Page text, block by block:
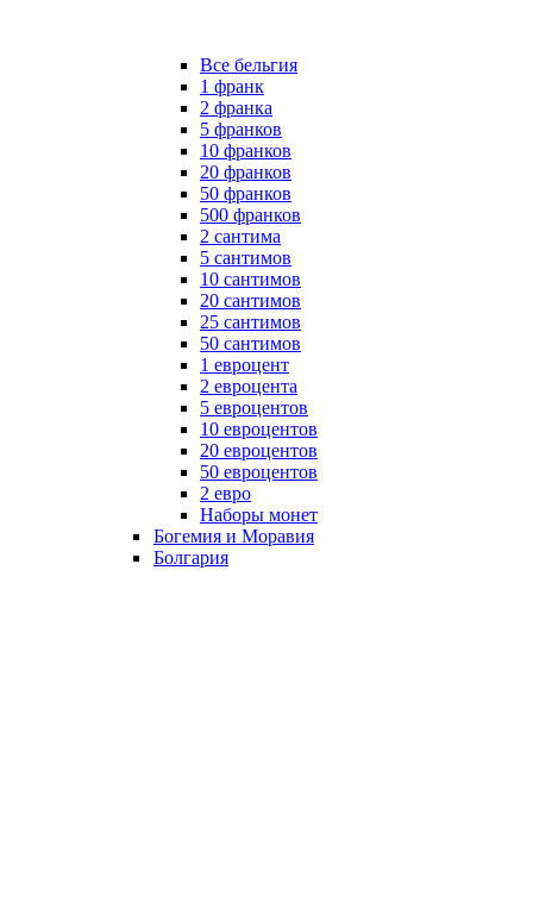
Все бельгия
1 франк
2 франка
5 франков
10 франков
20 франков
50 франков
500 франков
2 сантима
5 сантимов
10 сантимов
20 сантимов
25 сантимов
50 сантимов
1 евроцент
2 евроцента
5 евроцентов
10 евроцентов
20 евроцентов
50 евроцентов
2 евро
Наборы монет
Богемия и Моравия
Болгария